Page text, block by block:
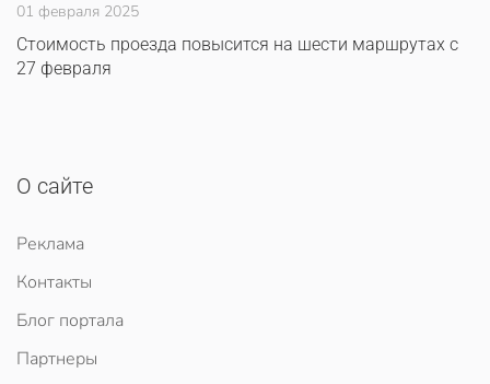
01 февраля 2025
Стоимость проезда повысится на шести маршрутах с
27 февраля
О сайте
Реклама
Контакты
Блог портала
Партнеры